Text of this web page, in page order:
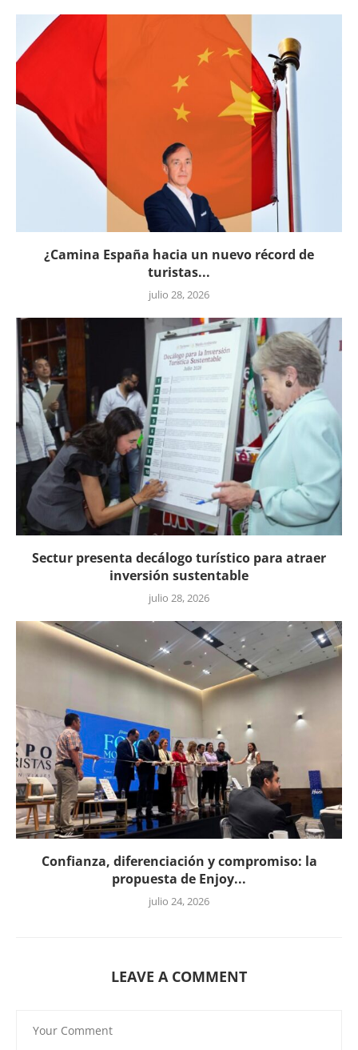
¿Camina España hacia un nuevo récord de
turistas...
julio 28, 2026
Sectur presenta decálogo turístico para atraer
inversión sustentable
julio 28, 2026
Confianza, diferenciación y compromiso: la
propuesta de Enjoy...
julio 24, 2026
LEAVE A COMMENT